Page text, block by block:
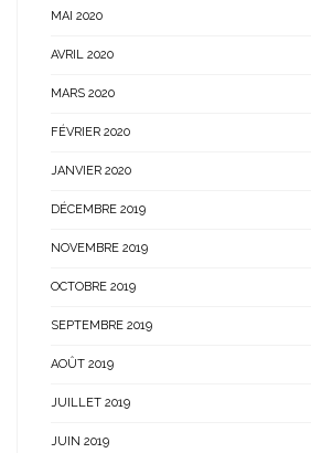
MAI 2020
AVRIL 2020
MARS 2020
FÉVRIER 2020
JANVIER 2020
DÉCEMBRE 2019
NOVEMBRE 2019
OCTOBRE 2019
SEPTEMBRE 2019
AOÛT 2019
JUILLET 2019
JUIN 2019